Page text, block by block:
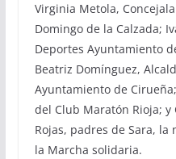
Virginia Metola,
Domingo de la Calzada;
Deportes Ayuntamiento
Beatriz Domínguez,
Ayuntamiento de
del Club Maratón Rioja;
Rojas, padres de Sara,
la Marcha solidaria.